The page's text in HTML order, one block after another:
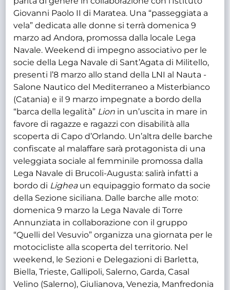
Giovanni Paolo II di Maratea. Una “passeggiata a
vela” dedicata alle donne si terrà domenica 9
marzo ad Andora, promossa dalla locale Lega
Navale. Weekend di impegno associativo per le
socie della Lega Navale di Sant’Agata di Militello,
presenti l’8 marzo allo stand della LNI al Nauta -
Salone Nautico del Mediterraneo a Misterbianco
(Catania) e il 9 marzo impegnate a bordo della
“barca della legalità” Lion in un’uscita in mare in
favore di ragazze e ragazzi con disabilità alla
scoperta di Capo d’Orlando. Un’altra delle barche
confiscate al malaffare sarà protagonista di una
veleggiata sociale al femminile promossa dalla
Lega Navale di Brucoli-Augusta: salirà infatti a
bordo di Lighea un equipaggio formato da socie
della Sezione siciliana. Dalle barche alle moto:
domenica 9 marzo la Lega Navale di Torre
Annunziata in collaborazione con il gruppo
“Quelli del Vesuvio” organizza una giornata per le
motocicliste alla scoperta del territorio. Nel
weekend, le Sezioni e Delegazioni di Barletta,
Biella, Trieste, Gallipoli, Salerno, Garda, Casal
Velino (Salerno), Giulianova, Venezia, Manfredonia